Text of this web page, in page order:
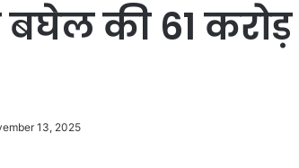
की 61 करोड़
13, 2025